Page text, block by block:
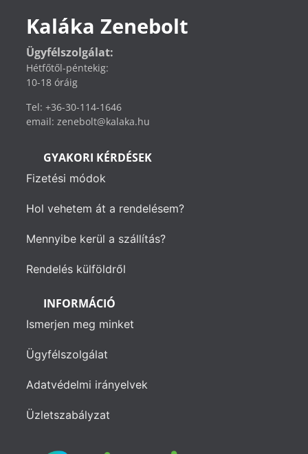
Kaláka Zenebolt
Ügyfélszolgálat:
Hétfőtől-péntekig:
10-18 óráig
Tel: +36-30-114-1646
email: zenebolt@kalaka.hu
GYAKORI KÉRDÉSEK
Fizetési módok
Hol vehetem át a rendelésem?
Mennyibe kerül a szállítás?
Rendelés külföldről
INFORMÁCIÓ
Ismerjen meg minket
Ügyfélszolgálat
Adatvédelmi irányelvek
Üzletszabályzat